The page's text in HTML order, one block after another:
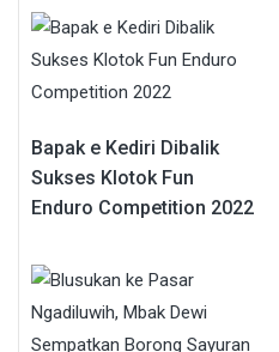
Bapak e Kediri Dibalik
Sukses Klotok Fun
Enduro Competition 2022